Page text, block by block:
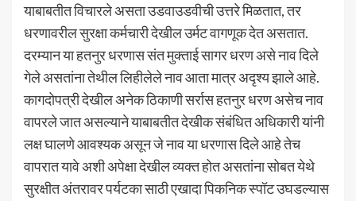
याबाबतीत विचारले असता उडवाउडवीची उत्तरे मिळतात, तर
धरणावरील सुरक्षा कर्मचारी देखील उर्मट वागणूक देत असतात.
दरम्यान या हतनुर धरणास संत मुक्ताई सागर धरण असे नाव दिले
गेले असतांना तेथील लिहीलेले नाव आता मात्र अदृश्य झाले आहे.
कागदोपत्री देखील अनेक ठिकाणी सर्रास हतनुर धरण असेच नाव
वापरले जात असल्याने याबाबतीत देखीक संबंधित अधिकारी यांनी
लक्ष घालणे आवश्यक असून जे नाव या धरणास दिले आहे तेच
वापरात यावे अशी अपेक्षा देखील व्यक्त होत असतांना सोबत येथे
सुरक्षीत अंतरावर पर्यटका साठी एखादा पिकनिक स्पॉट उघडल्यास